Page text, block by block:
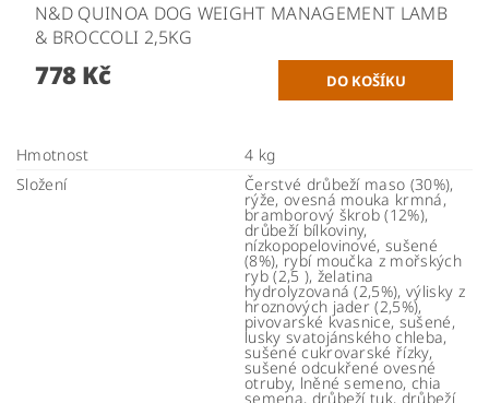
N&D QUINOA DOG WEIGHT MANAGEMENT LAMB
& BROCCOLI 2,5KG
778 Kč
Hmotnost
4 kg
Složení
Čerstvé drůbeží maso (30%),
rýže, ovesná mouka krmná,
bramborový škrob (12%),
drůbeží bílkoviny,
nízkopopelovinové, sušené
(8%), rybí moučka z mořských
ryb (2,5 ), želatina
hydrolyzovaná (2,5%), výlisky z
hroznových jader (2,5%),
pivovarské kvasnice, sušené,
lusky svatojánského chleba,
sušené cukrovarské řízky,
sušené odcukřené ovesné
otruby, lněné semeno, chia
semena, drůbeží tuk, drůbeží